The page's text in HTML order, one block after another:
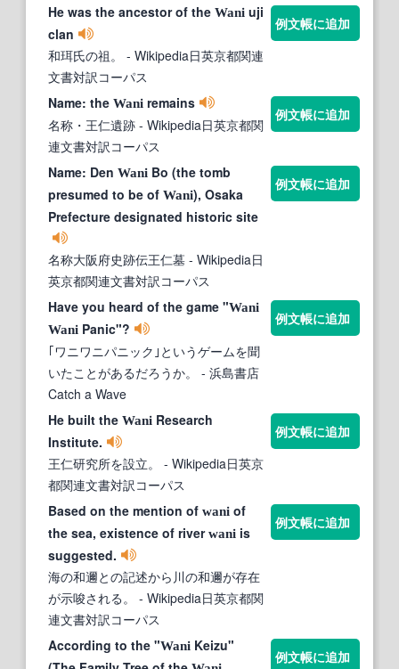
He was the ancestor of the Wani uji
clan
和珥氏の祖。
- Wikipedia日英京都関連
文書対訳コーパス
例文帳に追加
Name: the Wani remains
名称・王仁遺跡 - Wikipedia日英京都関
連文書対訳コーパス
例文帳に追加
Name: Den Wani Bo (the tomb
presumed to be of Wani), Osaka
Prefecture designated historic site
名称大阪府史跡伝王仁墓 - Wikipedia日
英京都関連文書対訳コーパス
例文帳に追加
Have you heard of the game "Wani
Wani Panic"?
｢ワニワニパニック｣というゲームを聞
いたことがあるだろうか。
- 浜島書店
Catch a Wave
例文帳に追加
He built the Wani Research
Institute.
王仁研究所を設立。
- Wikipedia日英京
都関連文書対訳コーパス
例文帳に追加
Based on the mention of wani of
the sea, existence of riverwani is
suggested.
海の和邇との記述から川の和邇が存在
が示唆される。
- Wikipedia日英京都関
連文書対訳コーパス
例文帳に追加
According to the "Wani Keizu"
例文帳に追加